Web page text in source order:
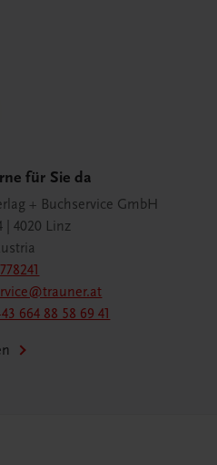
für Sie da
+ Buchservice GmbH
| 4020 Linz
664 88 58 69 41